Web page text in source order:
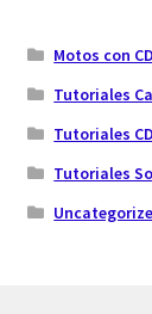
Motos con
Tutoriales
Tutoriales
Tutoriales